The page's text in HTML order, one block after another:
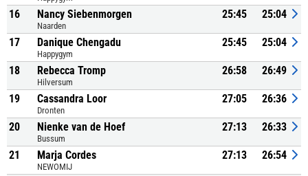
16 Nancy Siebenmorgen
Naarden
25:45 25:04
17 Danique Chengadu
Happygym
25:45 25:04
18 Rebecca Tromp
Hilversum
26:58 26:49
19 Cassandra Loor
Dronten
27:05 26:36
20 Nienke van de Hoef
Bussum
27:13 26:33
21 Marja Cordes
NEWOMIJ
27:13 26:54